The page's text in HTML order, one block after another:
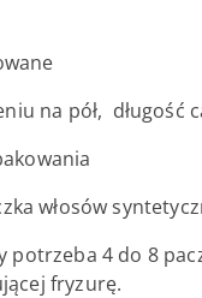
na pół, długość
włosów
potrzeba 4 do 8
fryzurę.